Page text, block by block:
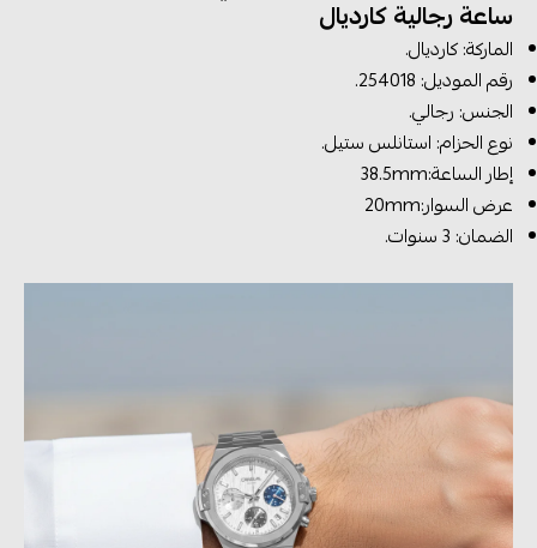
ساعة رجالية كارديال
الماركة: كارديال.
رقم الموديل: 254018.
الجنس: رجالي.
نوع الحزام: استانلس ستيل.
إطار الساعة:38.5mm
عرض السوار:20mm
الضمان: 3 سنوات.